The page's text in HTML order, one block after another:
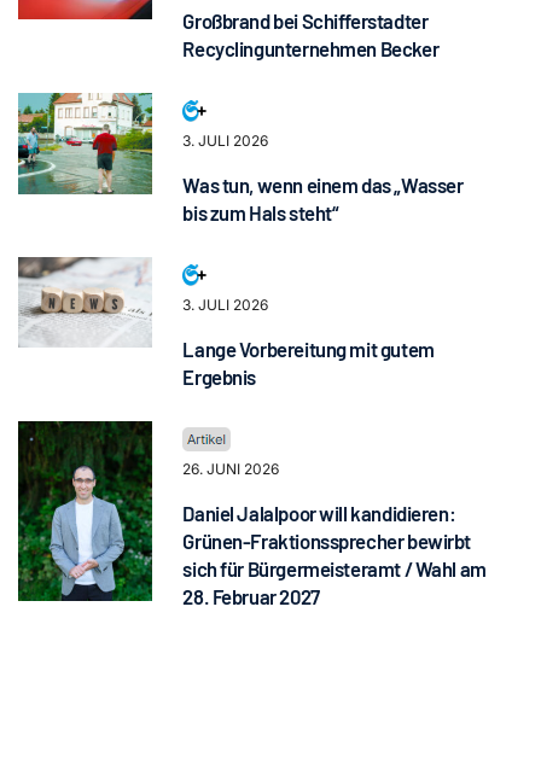
Großbrand bei Schifferstadter
Recyclingunternehmen Becker
3. JULI 2026
Was tun, wenn einem das „Wasser
bis zum Hals steht“
3. JULI 2026
Lange Vorbereitung mit gutem
Ergebnis
26. JUNI 2026
Daniel Jalalpoor will kandidieren:
Grünen-Fraktionssprecher bewirbt
sich für Bürgermeisteramt / Wahl am
28. Februar 2027